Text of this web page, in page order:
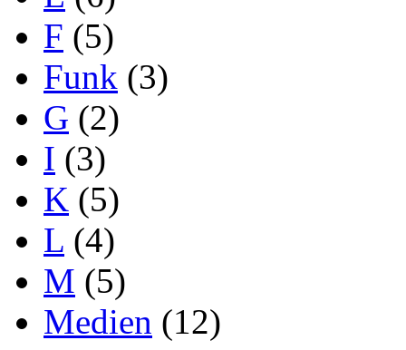
F (5)
Funk (3)
G (2)
I (3)
K (5)
L (4)
M (5)
Medien (12)